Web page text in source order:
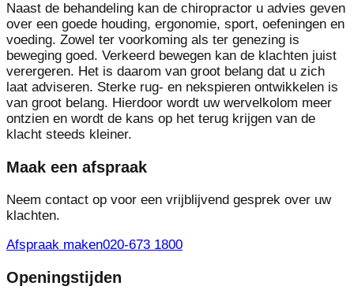
Naast de behandeling kan de chiropractor u advies geven
over een goede houding, ergonomie, sport, oefeningen en
voeding. Zowel ter voorkoming als ter genezing is
beweging goed. Verkeerd bewegen kan de klachten juist
verergeren. Het is daarom van groot belang dat u zich
laat adviseren. Sterke rug- en nekspieren ontwikkelen is
van groot belang. Hierdoor wordt uw wervelkolom meer
ontzien en wordt de kans op het terug krijgen van de
klacht steeds kleiner.
Maak een afspraak
Neem contact op voor een vrijblijvend gesprek over uw
klachten.
Afspraak maken020-673 1800
Openingstijden